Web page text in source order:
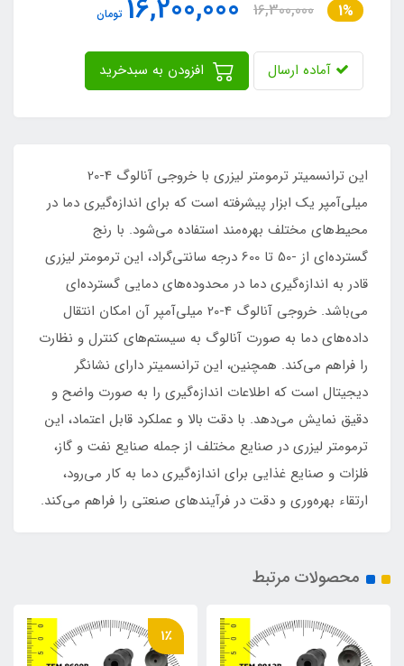
1%
16,300,000
16,200,000 تومان
آماده ارسال
این ترانسمیتر ترمومتر لیزری با خروجی آنالوگ 4-20
میلی‌آمپر یک ابزار پیشرفته است که برای اندازه‌گیری دما در
محیط‌های مختلف بهره‌مند استفاده می‌شود. با رنج
گسترده‌ای از -50 تا 600 درجه سانتی‌گراد، این ترمومتر لیزری
قادر به اندازه‌گیری دما در محدوده‌های دمایی گسترده‌ای
می‌باشد. خروجی آنالوگ 4-20 میلی‌آمپر آن امکان انتقال
داده‌های دما به صورت آنالوگ به سیستم‌های کنترل و نظارت
را فراهم می‌کند. همچنین، این ترانسمیتر دارای نشانگر
دیجیتال است که اطلاعات اندازه‌گیری را به صورت واضح و
دقیق نمایش می‌دهد. با دقت بالا و عملکرد قابل اعتماد، این
ترمومتر لیزری در صنایع مختلف از جمله صنایع نفت و گاز،
فلزات و صنایع غذایی برای اندازه‌گیری دما به کار می‌رود،
ارتقاء بهره‌وری و دقت در فرآیندهای صنعتی را فراهم می‌کند.
محصولات مرتبط
1٪